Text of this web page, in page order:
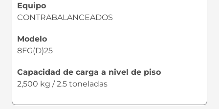
Equipo
CONTRABALANCEADOS
Modelo
8FG(D)25
Capacidad de carga a nivel de piso
2,500 kg / 2.5 toneladas